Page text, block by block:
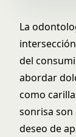
La
del
abordar
como
sonrisa son
deseo de